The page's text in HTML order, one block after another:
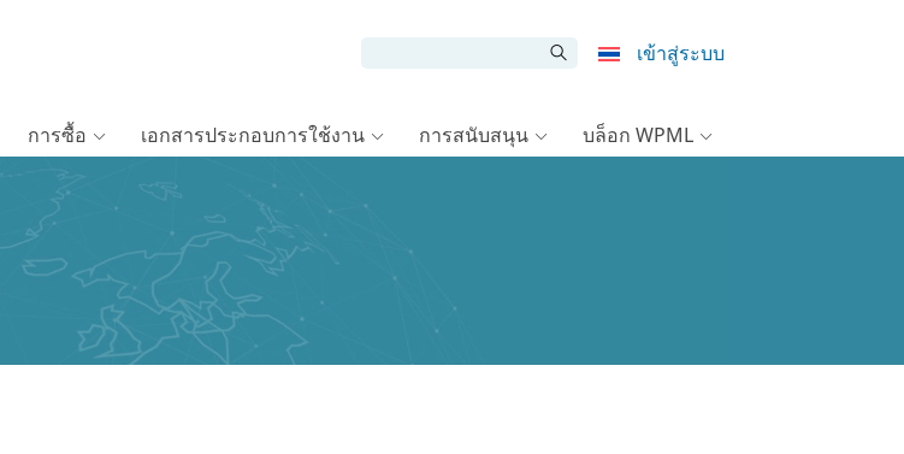
เข้าสู่ระบบ
การซื้อ เอกสารประกอบการใช้งาน การสนับสนุน บล็อก WPML